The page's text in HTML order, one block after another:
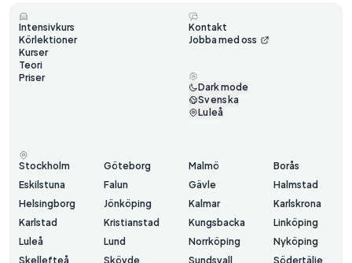
Intensivkurs
Körlektioner
Kurser
Teori
Priser
Kontakt
Jobba med oss
Dark mode
Svenska
Luleå
Stockholm Göteborg Malmö
Borås
Eskilstuna
Falun Gävle
Halmstad
Helsingborg
Jönköping Kalmar
Karlskrona
Karlstad
Kristianstad Kungsbacka
Linköping
Luleå
Lund Norrköping
Nyköping
Skellefteå
Skövde Sundsvall Södertälje